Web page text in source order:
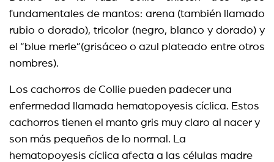
fundamentales de mantos: arena (también llamado
rubio o dorado), tricolor (negro, blanco y dorado) y
el “blue merle”(grisáceo o azul plateado entre otros
nombres).
Los cachorros de Collie pueden padecer una
enfermedad llamada hematopoyesis cíclica. Estos
cachorros tienen el manto gris muy claro al nacer y
son más pequeños de lo normal. La
hematopoyesis cíclica afecta a las células madre